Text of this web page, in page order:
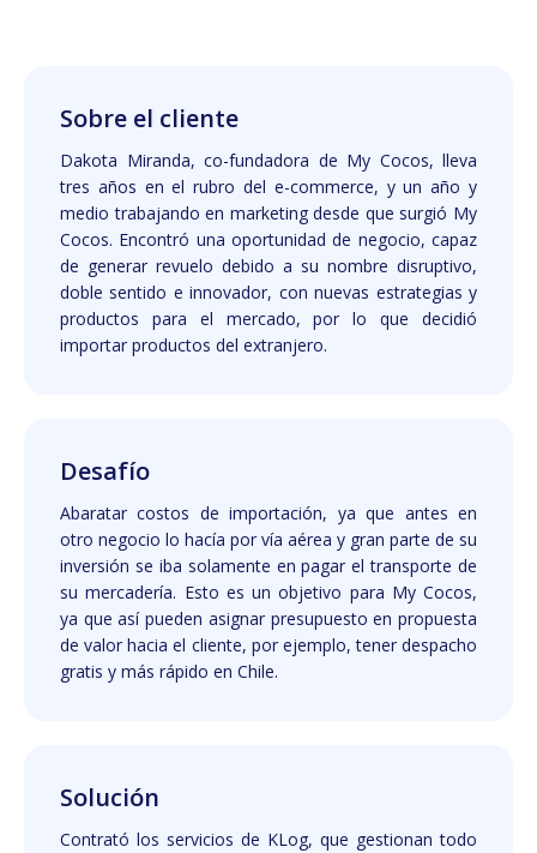
Sobre el cliente
Dakota Miranda, co-fundadora de My Cocos, lleva
tres años en el rubro del e-commerce, y un año y
medio trabajando en marketing desde que surgió My
Cocos. Encontró una oportunidad de negocio, capaz
de generar revuelo debido a su nombre disruptivo,
doble sentido e innovador, con nuevas estrategias y
productos para el mercado, por lo que decidió
importar productos del extranjero.
Desafío
Abaratar costos de importación, ya que antes en
otro negocio lo hacía por vía aérea y gran parte de su
inversión se iba solamente en pagar el transporte de
su mercadería. Esto es un objetivo para My Cocos,
ya que así pueden asignar presupuesto en propuesta
de valor hacia el cliente, por ejemplo, tener despacho
gratis y más rápido en Chile.
Solución
Contrató los servicios de KLog, que gestionan todo